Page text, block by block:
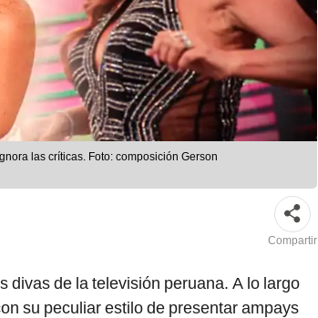
las críticas. Foto: composición Gerson
Compartir
divas de la televisión peruana. A lo largo
su peculiar estilo de presentar ampays